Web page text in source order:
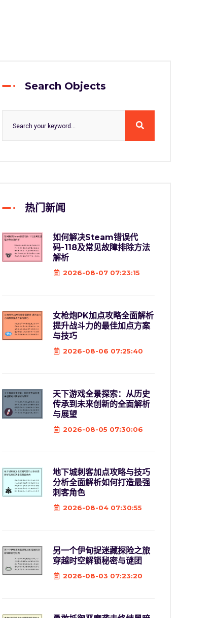
Search Objects
热门新闻
如何解决Steam错误代
码-118及常见故障排除方法
解析
2026-08-07 07:23:15
女枪炮PK加点攻略全面解析
提升战斗力的最佳加点方案
与技巧
2026-08-06 07:25:40
天下游戏全景探索：从历史
传承到未来创新的全面解析
与展望
2026-08-05 07:30:06
地下城刺客加点攻略与技巧
分析全面解析如何打造最强
刺客角色
2026-08-04 07:30:55
另一个伊甸捉迷藏探险之旅
穿越时空解锁秘密与谜团
2026-08-03 07:23:20